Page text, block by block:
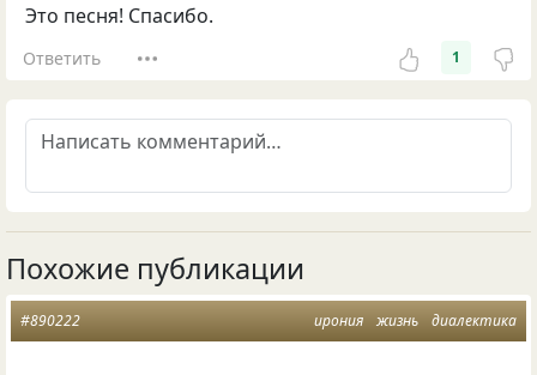
Это песня! Спасибо.
Ответить 1
Похожие публикации
ирония жизнь диалектика
#890222